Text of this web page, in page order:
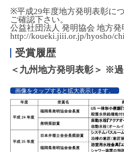
※平成29年度地方発明表彰に
ご確認下さい。
公益社団法人 発明協会 地方発
http://koueki.jiii.or.jp/hyosho/
受賞履歴
＜九州地方発明表彰＞ ※
画像をタップすると拡大表示します。